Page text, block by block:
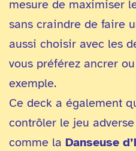
mesure de maximiser
sans craindre de faire
aussi choisir avec les
vous préférez ancrer
exemple.
Ce deck a également
contrôler le jeu
comme la Danseuse